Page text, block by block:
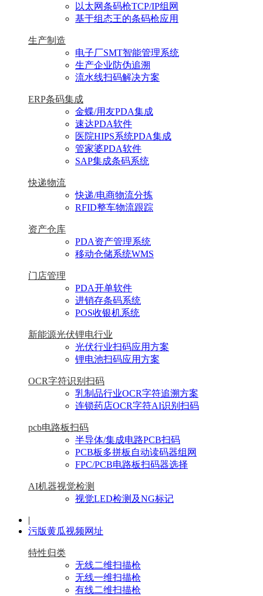
以太网条码枪TCP/IP组网
基于组态王的条码枪应用
生产制造
电子厂SMT智能管理系统
生产企业防伪追溯
流水线扫码解决方案
ERP条码集成
金蝶/用友PDA集成
速达PDA软件
医院HIPS系统PDA集成
管家婆PDA软件
SAP集成条码系统
快递物流
快递/电商物流分拣
RFID整车物流跟踪
资产仓库
PDA资产管理系统
移动仓储系统WMS
门店管理
PDA开单软件
进销存条码系统
POS收银机系统
新能源光伏锂电行业
光伏行业扫码应用方案
锂电池扫码应用方案
OCR字符识别扫码
乳制品行业OCR字符追溯方案
连锁药店OCR字符AI识别扫码
pcb电路板扫码
半导体/集成电路PCB扫码
PCB板多拼板自动读码器组网
FPC/PCB电路板扫码器选择
AI机器视觉检测
视觉LED检测及NG标记
|
污版黄瓜视频网址
特性归类
无线二维扫描枪
无线一维扫描枪
有线二维扫描枪